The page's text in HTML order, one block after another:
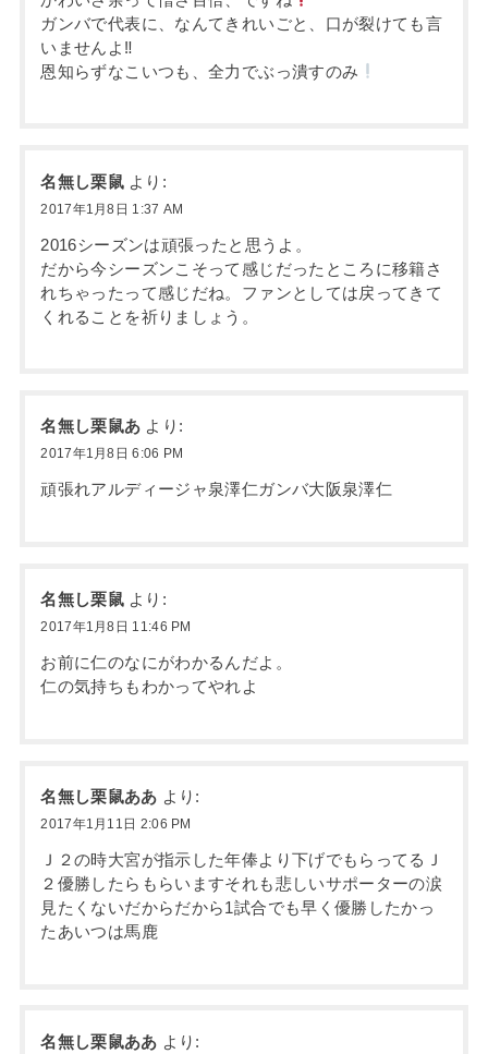
ガンバで代表に、なんてきれいごと、口が裂けても言
いませんよ‼
恩知らずなこいつも、全力でぶっ潰すのみ
名無し栗鼠 より:
2017年1月8日 1:37 AM
2016シーズンは頑張ったと思うよ。
だから今シーズンこそって感じだったところに移籍さ
れちゃったって感じだね。ファンとしては戻ってきて
くれることを祈りましょう。
名無し栗鼠あ より:
2017年1月8日 6:06 PM
頑張れアルディージャ泉澤仁ガンバ大阪泉澤仁
名無し栗鼠 より:
2017年1月8日 11:46 PM
お前に仁のなにがわかるんだよ。
仁の気持ちもわかってやれよ
名無し栗鼠ああ より:
2017年1月11日 2:06 PM
Ｊ２の時大宮が指示した年俸より下げでもらってるＪ
２優勝したらもらいますそれも悲しいサポーターの涙
見たくないだからだから1試合でも早く優勝したかっ
たあいつは馬鹿
名無し栗鼠ああ より: